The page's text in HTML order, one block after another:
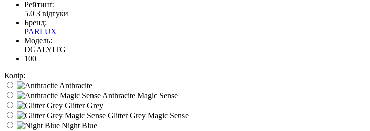
Рейтинг:
5.0 3 відгуки
Бренд:
PARLUX
Модель:
DGALYITG
100
Колір:
Anthracite
Anthracite Magic Sense
Glitter Grey
Glitter Grey Magic Sense
Night Blue